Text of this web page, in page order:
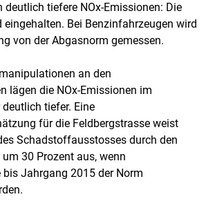
deutlich tiefere NOx-Emissionen: Die
Bei Benzinfahrzeugen wird
von der Abgasnorm gemessen.
an den
lägen die NOx-Emissionen im
tiefer. Eine
für die Feldbergstrasse weist
Schadstoffausstosses durch den
30 Prozent aus, wenn
bis Jahrgang 2015 der Norm